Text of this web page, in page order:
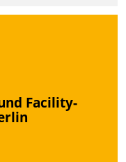
automatisierte
erwarten: Allein
ist es nicht
Facility-